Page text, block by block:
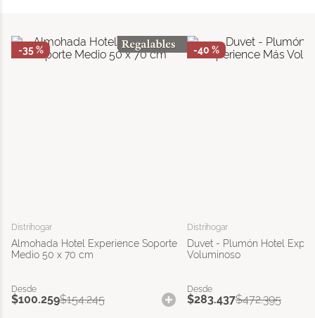
-35 %
Distrihogar
Almohada Hotel Experience Soporte
Medio 50 x 70 cm
$100.259$154.245
-40 %
Distrihogar
Duvet - Plumón Hotel
Voluminoso
$283.437$472.395